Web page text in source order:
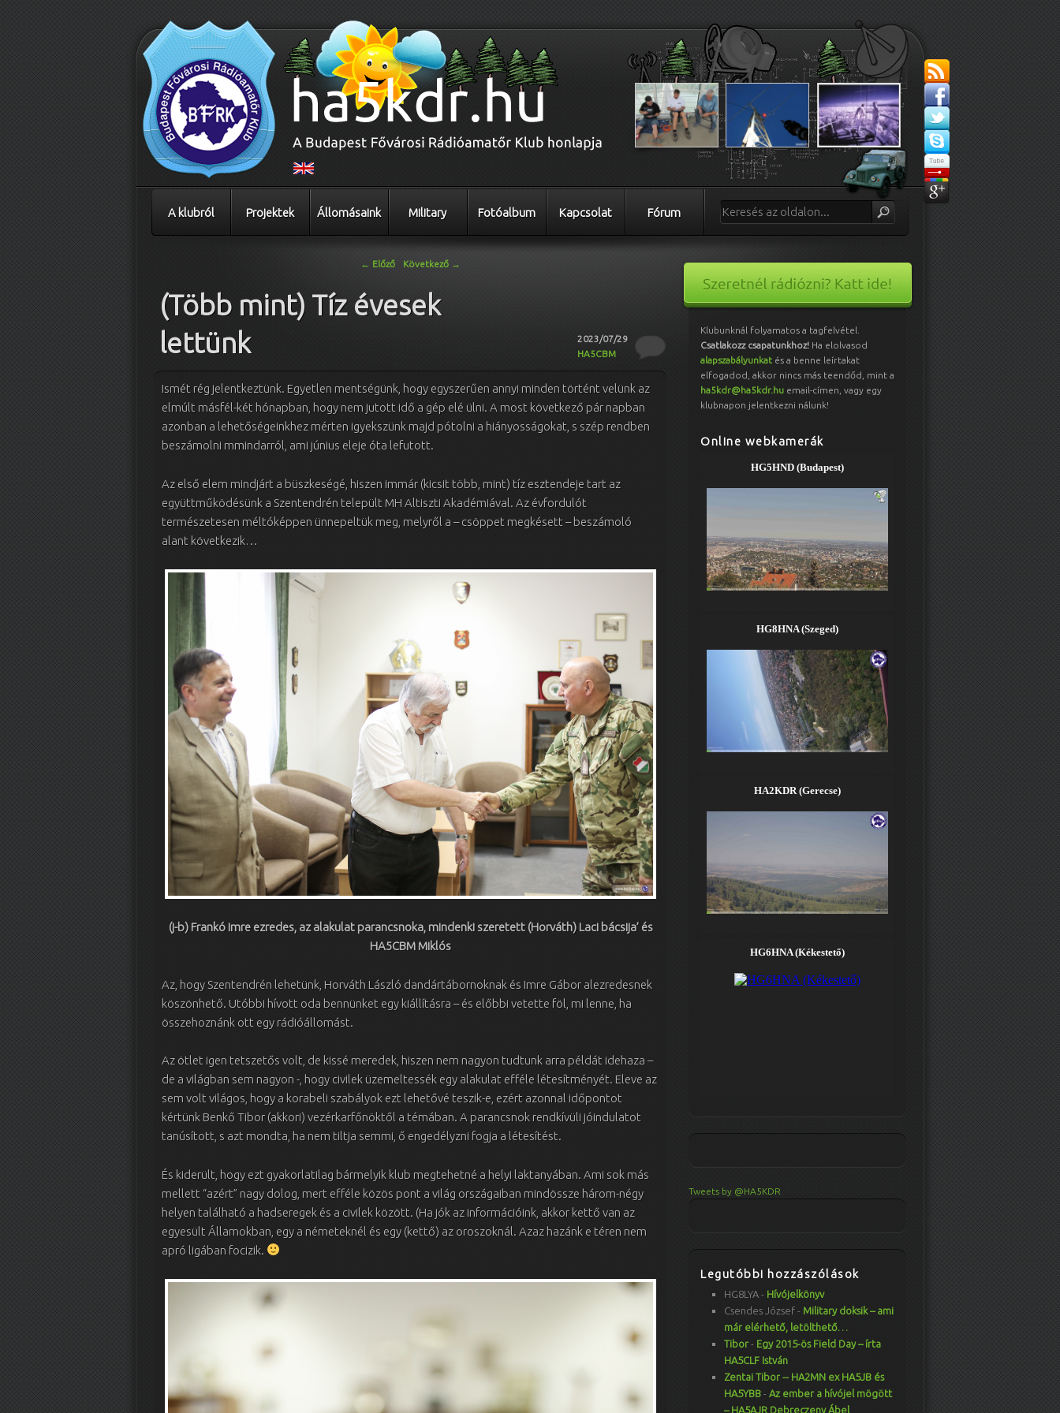
A klubról Projektek Állomásaink Military Fotóalbum Kapcsolat Fórum
← Előző Következő →
(Több mint) Tíz évesek
lettünk
2023/07/29
HA5CBM
Ismét rég jelentkeztünk. Egyetlen mentségünk, hogy egyszerűen annyi minden történt velünk az
elmúlt másfél-két hónapban, hogy nem jutott idő a gép elé ülni. A most következő pár napban
azonban a lehetőségeinkhez mérten igyekszünk majd pótolni a hiányosságokat, s szép rendben
beszámolni mmindarról, ami június eleje óta lefutott.
Az első elem mindjárt a büszkeségé, hiszen immár (kicsit több, mint) tíz esztendeje tart az
együttműködésünk a Szentendrén települt MH Altiszti Akadémiával. Az évfordulót
természetesen méltóképpen ünnepeltük meg, melyről a – csöppet megkésett – beszámoló
alant következik…
(j-b) Frankó Imre ezredes, az alakulat parancsnoka, mindenki szeretett (Horváth) Laci bácsija’ és
HA5CBM Miklós
Az, hogy Szentendrén lehetünk, Horváth László dandártábornoknak és Imre Gábor alezredesnek
köszönhető. Utóbbi hívott oda bennünket egy kiállításra – és előbbi vetette föl, mi lenne, ha
összehoznánk ott egy rádióállomást.
Az ötlet igen tetszetős volt, de kissé meredek, hiszen nem nagyon tudtunk arra példát idehaza –
de a világban sem nagyon -, hogy civilek üzemeltessék egy alakulat efféle létesítményét. Eleve az
sem volt világos, hogy a korabeli szabályok ezt lehetővé teszik-e, ezért azonnal időpontot
kértünk Benkő Tibor (akkori) vezérkarfőnöktől a témában. A parancsnok rendkívüli jóindulatot
tanúsított, s azt mondta, ha nem tiltja semmi, ő engedélyzni fogja a létesítést.
És kiderült, hogy ezt gyakorlatilag bármelyik klub megtehetné a helyi laktanyában. Ami sok más
mellett “azért” nagy dolog, mert efféle közös pont a világ országaiban mindössze három-négy
helyen található a hadseregek és a civilek között. (Ha jók az információink, akkor kettő van az
egyesült Államokban, egy a németeknél és egy (kettő) az oroszoknál. Azaz hazánk e téren nem
apró ligában focizik.
Klubunknál folyamatos a tagfelvétel.
Csatlakozz csapatunkhoz! Ha elolvasod
alapszabályunkat és a benne leírtakat
elfogadod, akkor nincs más teendőd, mint a
ha5kdr@ha5kdr.hu email-címen, vagy egy
klubnapon jelentkezni nálunk!
Online webkamerák
Tweets by @HA5KDR
Legutóbbi hozzászólások
HG8LYA - Hívójelkönyv
Csendes József - Military doksik – ami
már elérhető, letölthető…
Tibor - Egy 2015-ös Field Day – írta
HA5CLF István
Zentai Tibor -- HA2MN ex HA5JB és
HA5YBB - Az ember a hívójel mögött
– HA5AJR Debreczeny Ábel